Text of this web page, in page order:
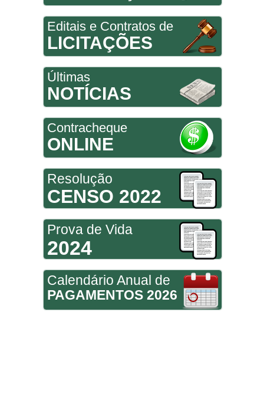
Editais e Contratos de
LICITAÇÕES
Últimas
NOTÍCIAS
Contracheque
ONLINE
Resolução
CENSO 2022
Prova de Vida
2024
Calendário Anual de
PAGAMENTOS 2026